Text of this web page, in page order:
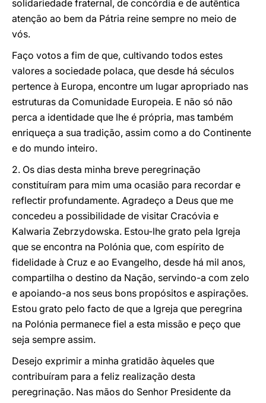
solidariedade fraternal, de concórdia e de autêntica
atenção ao bem da Pátria reine sempre no meio de
vós.
Faço votos a fim de que, cultivando todos estes
valores a sociedade polaca, que desde há séculos
pertence à Europa, encontre um lugar apropriado nas
estruturas da Comunidade Europeia. E não só não
perca a identidade que lhe é própria, mas também
enriqueça a sua tradição, assim como a do Continente
e do mundo inteiro.
2. Os dias desta minha breve peregrinação
constituíram para mim uma ocasião para recordar e
reflectir profundamente. Agradeço a Deus que me
concedeu a possibilidade de visitar Cracóvia e
Kalwaria Zebrzydowska. Estou-lhe grato pela Igreja
que se encontra na Polónia que, com espírito de
fidelidade à Cruz e ao Evangelho, desde há mil anos,
compartilha o destino da Nação, servindo-a com zelo
e apoiando-a nos seus bons propósitos e aspirações.
Estou grato pelo facto de que a Igreja que peregrina
na Polónia permanece fiel a esta missão e peço que
seja sempre assim.
Desejo exprimir a minha gratidão àqueles que
contribuíram para a feliz realização desta
peregrinação. Nas mãos do Senhor Presidente da